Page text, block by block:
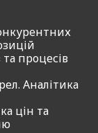
процесів
Аналітика
цін та